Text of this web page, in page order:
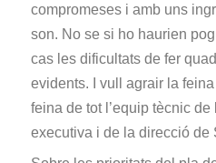
compromeses i amb uns
son. No se si ho haurien
cas les dificultats de fer
evidents. I vull agrair la
feina de tot l’equip tècnic
executiva i de la direcció de